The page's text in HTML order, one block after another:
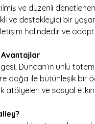
ve düzenli
ve destekleyici bir
halindedir ve
Duncan’ın ünlü
doğa ile bütünleşik bir
atölyeleri ve sosyal